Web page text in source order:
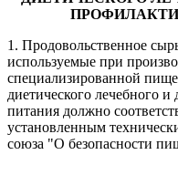
1. Продовольственное
используемые при
специализированной
диетического лечебного
питания должно
установленным
союза "О безопасности